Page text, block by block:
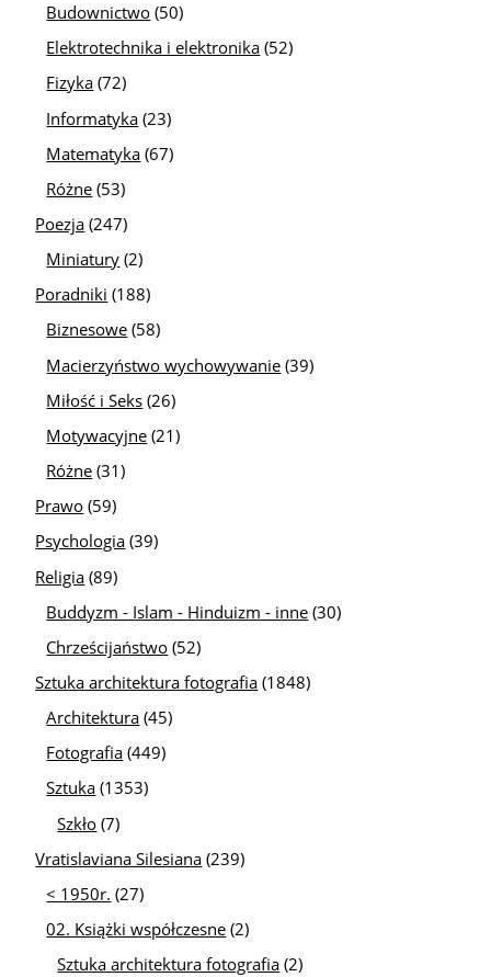
Budownictwo (50)
Elektrotechnika i elektronika (52)
Fizyka (72)
Informatyka (23)
Matematyka (67)
Różne (53)
Poezja (247)
Miniatury (2)
Poradniki (188)
Biznesowe (58)
Macierzyństwo wychowywanie (39)
Miłość i Seks (26)
Motywacyjne (21)
Różne (31)
Prawo (59)
Psychologia (39)
Religia (89)
Buddyzm - Islam - Hinduizm - inne (30)
Chrześcijaństwo (52)
Sztuka architektura fotografia (1848)
Architektura (45)
Fotografia (449)
Sztuka (1353)
Szkło (7)
Vratislaviana Silesiana (239)
< 1950r. (27)
02. Książki współczesne (2)
Sztuka architektura fotografia (2)